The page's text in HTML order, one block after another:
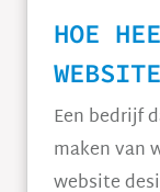
HOE
Een bedrijf
maken van
website